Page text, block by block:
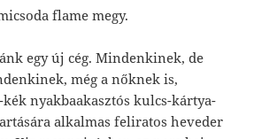
flame megy.
egy új cég. Mindenkinek, de
még a nőknek is,
kék nyakbaakasztós kulcs-kártya-
alkalmas feliratos heveder